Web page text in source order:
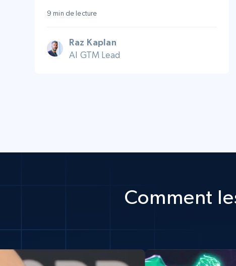
9 min de lecture
Raz Kaplan
AI GTM Lead
Comment